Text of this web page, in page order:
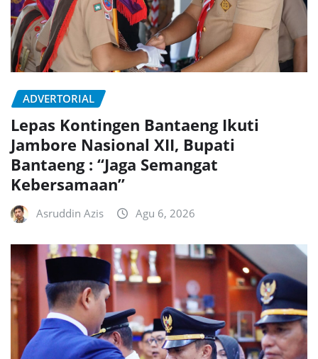
ADVERTORIAL
Lepas Kontingen Bantaeng Ikuti
Jambore Nasional XII, Bupati
Bantaeng : “Jaga Semangat
Kebersamaan”
Asruddin Azis Agu 6, 2026